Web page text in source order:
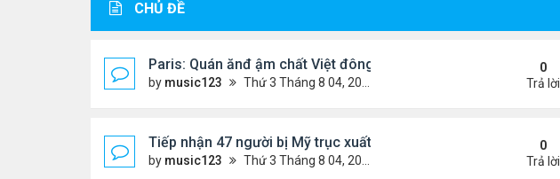
CHỦ ĐỀ
Paris: Quán ănđ ậm chất Việt đông kín khách chờ
by music123 Thứ 3 Tháng 8 04, 2026 5:31 pm
0
Trả lời
Tiếp nhận 47 người bị Mỹ trục xuất, Công an khuyến cáo
by music123 Thứ 3 Tháng 8 04, 2026 5:09 pm
0
Trả lời